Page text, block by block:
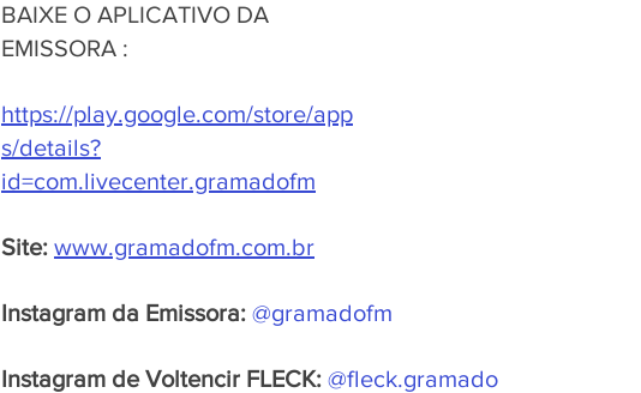
BAIXE O APLICATIVO DA
EMISSORA :
https://play.google.com/store/app
s/details?
id=com.livecenter.gramadofm
Site: www.gramadofm.com.br
Instagram da Emissora: @gramadofm
Instagram de Voltencir FLECK: @fleck.gramado